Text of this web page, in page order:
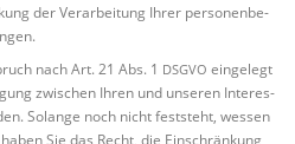
der Ver­ar­bei­tung Ihrer per­so­nen­be­
nach Art. 21 Abs. 1 DSGVO ein­ge­legt
zwi­schen Ihren und unse­ren Inter­es­
Solan­ge noch nicht fest­steht, wes­sen
Sie das Recht, die Ein­schrän­kung